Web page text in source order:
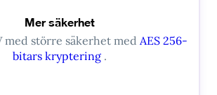
Mer säkerhet
med större säkerhet med AES 256-
bitars kryptering .